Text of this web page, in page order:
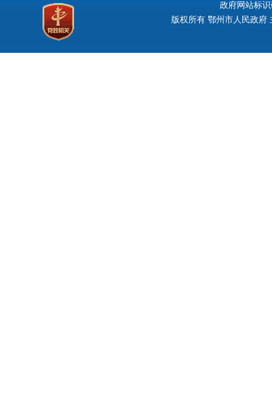
政府网站标
版权所有 鄂州市人民政府